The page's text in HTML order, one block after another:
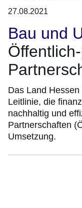
27.08.2021
Bau und
Das Land
Leitlinie, die
nachhaltig und
Partnerschaften
Umsetzung.